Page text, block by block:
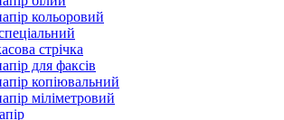
кольоровий
стрічка
для факсів
копіювальний
міліметровий